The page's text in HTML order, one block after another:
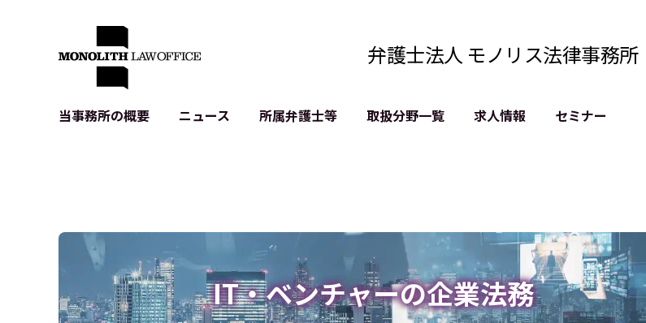
弁護士法人 モノリス法律事務所
当事務所の概要
アクセス
ニュース 所属弁護士等 取扱分野一覧
IPO（上場）支援
生成AI関連法務
記事・LPの薬機法等チェック
D2C等の不正転売対策
サイバー犯罪の刑事告訴等
GDPR対応支援
求人情報 セミナー
IT・ベンチャーの企業法務